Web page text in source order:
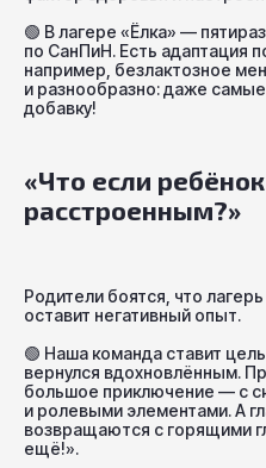
🟢 В лагере «Ёлка» —
по СанПиН. Есть адаптация
например, безлактозное
и разнообразно: даже
добавку!
«Что если
расстроенным?»
Родители боятся, что
оставит негативный опыт.
🟢 Наша команда ставит
вернулся вдохновлённым.
большое приключение — с
и ролевыми элементами. А
возвращаются с горящими
ещё!».